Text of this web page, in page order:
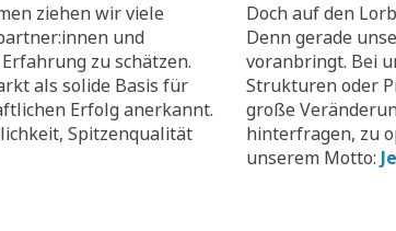
ziehen wir viele
und
zu schätzen.
als solide Basis für
Erfolg anerkannt.
Spitzenqualität
Doch auf den
Denn gerade
voranbringt. Bei
Strukturen oder
große
hinterfragen, zu
unserem Motto: